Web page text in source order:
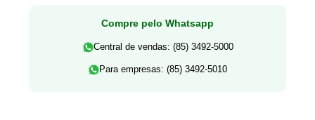
Compre pelo Whatsapp
Central de vendas: (85) 3492-5000
Para empresas: (85) 3492-5010